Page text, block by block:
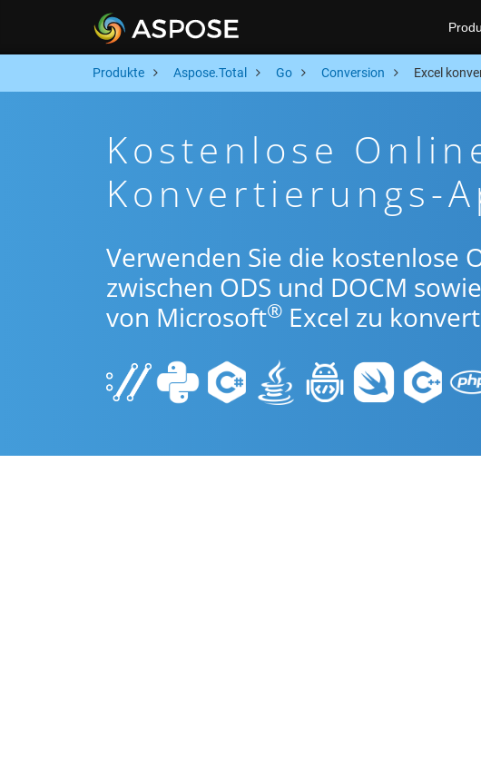
Produkte Aspose.Total Go Conversion Excel
Kostenlose
Konvertierungs-
Verwenden Sie die kostenlose
zwischen ODS und DOCM
von Microsoft® Excel zu